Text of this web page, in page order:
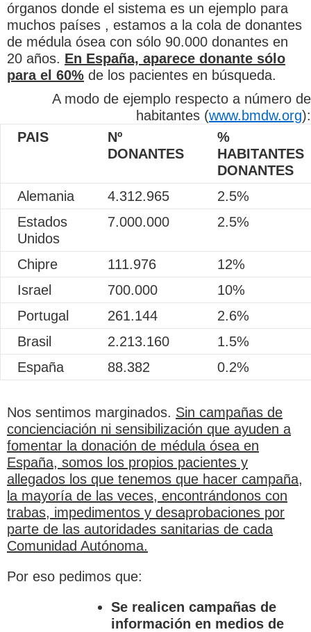
órganos donde el sistema es un ejemplo para
muchos países , estamos a la cola de donantes
de médula ósea con sólo 90.000 donantes en
20 años. En España, aparece donante sólo
para el 60% de los pacientes en búsqueda.
A modo de ejemplo respecto a número de
habitantes (www.bmdw.org):
PAIS
Nº
DONANTES
%
HABITANTES
DONANTES
Alemania
4.312.965
2.5%
Estados
Unidos
7.000.000 2.5%
Chipre 111.976
12%
Israel
700.000
10%
Portugal
261.144
2.6%
Brasil
2.213.160
1.5%
España
88.382 0.2%
Nos sentimos marginados. Sin campañas de
concienciación ni sensibilización que ayuden a
fomentar la donación de médula ósea en
España, somos los propios pacientes y
allegados los que tenemos que hacer campaña,
la mayoría de las veces, encontrándonos con
trabas, impedimentos y desaprobaciones por
parte de las autoridades sanitarias de cada
Comunidad Autónoma.
Por eso pedimos que:
Se realicen campañas de
información en medios de